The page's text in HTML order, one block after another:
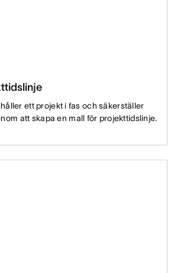
ett projekt i fas och säkerställer
att skapa en mall för projekttidslinje.